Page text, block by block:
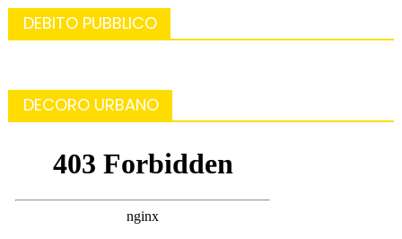
DEBITO PUBBLICO
DECORO URBANO